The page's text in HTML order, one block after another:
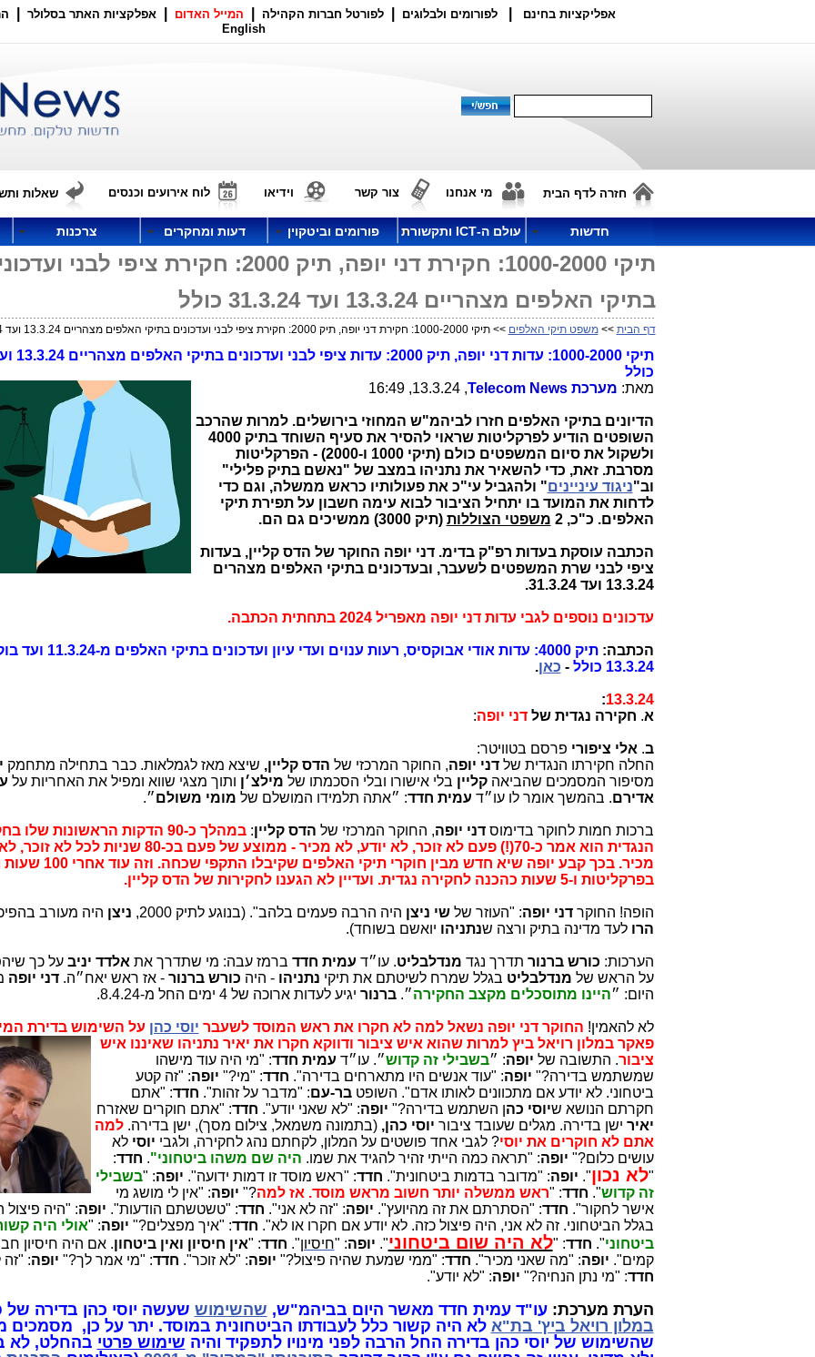
אפליקציות בחינם לפורומים ולבלוגים לפורטל חברות הקהילה המייל האדום אפלקציות האתר בסלולר
English
חזרה לדף הבית מי אנחנו צור קשר וידיאו לוח אירועים וכנסים שאלות
חדשות עולם ה-ICT ותקשורת פורומים וביטקוין דעות ומחקרים צרכנות
תיקי 1000-2000: חקירת דני יופה, תיק 2000: חקירת ציפי לבני
בתיקי האלפים מצהריים 13.3.24 ועד 31.3.24 כולל
דף הבית >>משפט תיקי האלפים >> תיקי 1000-2000: חקירת דני יופה, תיק 2000: חקירת ציפי לבני ועדכונים בתיקי האלפים מצהריים 13.3.24 ועד 31.3.24 כולל
כולל
מאת: מערכת Telecom News
, 13.3.24, 16:49
הדיונים בתיקי האלפים חזרו לביהמ"ש המחוזי בירושלים. למרות שהרכב
השופטים הודיע לפרקליטות שראוי להסיר את סעיף השוחד בתיק 4000
ולשקול את סיום המשפטים כולם (תיקי 1000 ו-2000) - הפרקליטות
מסרבת. זאת, כדי להשאיר את נתניהו במצב של "נאשם בתיק פלילי"
וב"ניגוד עיניינים" ולהגביל עי"כ את פעולותיו כראש ממשלה, וגם כדי
לדחות את המועד בו יתחיל הציבור לבוא עימה חשבון על תפירת תיקי
האלפים. כ"כ, 2
משפטי הצוללות (תיק 3000) ממשיכים גם הם.
הכתבה עוסקת בעדות רפ"ק בדימ. דני יופה החוקר של הדס קליין, בעדות
ציפי לבני שרת המשפטים לשעבר, ובעדכונים בתיקי האלפים מצהרים
13.3.24 ועד 31.3.24.
עדכונים נוספים לגבי עדות דני יופה מאפריל 2024 בתחתית הכתבה.
הכתבה:
תיק 4000: עדות אודי אבוקסיס, רעות ענוים ועדי עיון ועדכונים בתיקי
13.3.24 כולל
- כאן.
13.3.24
:
א. חקירה נגדית שלדני יופה:
ב. אלי ציפורי פרסם בטוויטר:
החלה חקירתו הנגדית שלדני יופה, החוקר המרכזי של הדס קליין, שיצא מאז לגמלאות. כבר בתחילה מתחמק
מסיפור המסמכים שהביאהקליין בלי אישורו ובלי הסכמתו של מילצ׳ן ותוך מצגי שווא ומפיל את האחריות על
אדירם. בהמשך אומר לו עו״ד עמית חדד: ״אתה תלמידו המושלם של מומי משולם״.
ברכות חמות לחוקר בדימוסדני יופה, החוקר המרכזי של הדס קליין:
במהלך כ-90 הדקות הראשונות שלו
הנגדית הוא אמר כ-70(!) פעם לא זוכר, לא יודע, לא מכיר - ממוצע של פעם בכ-
מכיר. בכך קבע יופה שיא חדש מבין חוקרי תיקי האלפים
בפרקליטות ו-5 שעות כהכנה לחקירה נגדית. ועדיין לא הגענו לחקירות של הדס קליין.
הופה! החוקר דני יופה: "העוזר שלשי ניצן היה הרבה פעמים בלהב". (בנוגע לתיק 2000, ניצן היה מעורב
הרו לעד מדינה בתיק ורצה שנתניהו יואשם בשוחד).
הערכות: כורש ברנור תדרך נגד מנדלבליט. עו״ד עמית חדד ברמז עבה: מי שתדרך את אלדד יניב על כך
על הראש של מנדלבליט בגלל שמרח לשיטתם את תיקי נתניהו - היה כורש ברנור - אז ראש יאח״ה. דני יופה
היום: ״היינו מתוסכלים מקצב החקירה״.ברנור יגיע לעדות ארוכה של 4 ימים החל מ-8.4.24.
לא להאמין! החוקר דני יופה נשאל למה לא חקרו את ראש המוסד לשעבר יוסי כהן על השימוש בדירת
פאקר במלון רויאל ביץ למרות שהוא איש ציבור ודווקא חקרו את יאיר נתניהו שאיננו איש
ציבור. התשובה של יופה: ״בשבילי זה קדוש״. עו״ד עמית חדד: "מי היה עוד מישהו
שמשתמש בדירה?" יופה: "עוד אנשים היו מתארחים בדירה". חדד: "מי?" יופה: "זה קטע
ביטחוני. לא יודע אם מתכוונים לאותו אדם". השופט בר-עם: "מדבר על זהות". חדד: "אתם
חקרתם הנושא שיוסי כהן השתמש בדירה?" יופה: "לא שאני יודע". חדד: "אתם חוקרים שאזרח
יאיר ישן בדירה. מגלים שעובד ציבור יוסי כהן, (בתמונה משמאל, צילום מסך), ישן בדירה.למה
אתם לא חוקרים את יוסי? לגבי אחד פושטים על המלון, לקחתם נהג לחקירה, ולגבי יוסילא
עושים כלום?" יופה: "תראה כמה הייתי זהיר להגיד את שמו. היה שם משהו ביטחוני". חדד:
"לא נכון". יופה: "מדובר בדמות ביטחונית". חדד: "ראש מוסד זו דמות ידועה". יופה: "בשבילי
זה קדוש". חדד: "ראש ממשלה יותר חשוב מראש מוסד. אז למה?" יופה: "אין לי מושג מי
אישר לחקור". חדד: "הסתרתם את זה מהיועץ". יופה: "זה לא אני". חדד: "טשטשתם הודעות". יופה: "היה פיצול
בגלל הביטחוני. זה לא אני, היה פיצול כזה. לא יודע אם חקרו או לא". חדד: "איך מפצלים?" יופה: "אולי היה
ביטחוני". חדד: "לא היה שום ביטחוני". יופה: "חיסיון". חדד: "אין חיסיון ואין ביטחון. אם היה חיסיון
קמים". יופה: "מה שאני מכיר". חדד: "ממי שמעת שהיה פיצול?" יופה: "לא זוכר". חדד: "מי אמר לך?" יופה: "זה
חדד: "מי נתן הנחיה?" יופה: "לא יודע".
הערת מערכת:עו"ד עמית חדד מאשר היום בביהמ"ש, שהשימוש שעשה יוסי כהן בדירה
במלון רויאל ביץ' בת"א לא היה קשור כלל לעבודתו הביטחונית במוסד. יתר על כן, מסמכים
שהשימוש של יוסי כהן בדירה החל הרבה לפני מינויו לתפקיד והיה שימוש פרטי בהחלט, לא